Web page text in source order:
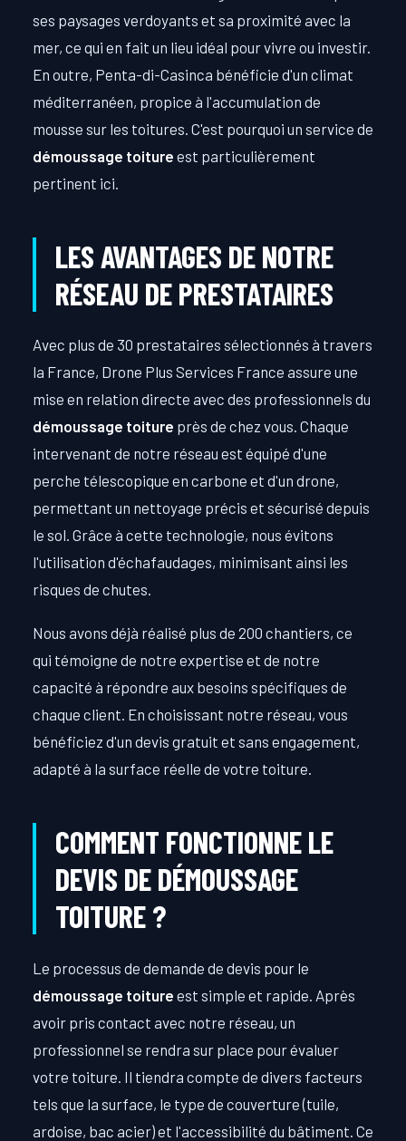
ses paysages verdoyants et sa proximité avec la
mer, ce qui en fait un lieu idéal pour vivre ou investir.
En outre, Penta-di-Casinca bénéficie d'un climat
méditerranéen, propice à l'accumulation de
mousse sur les toitures. C'est pourquoi un service de
démoussage toiture est particulièrement
pertinent ici.
LES AVANTAGES DE NOTRE
RÉSEAU DE PRESTATAIRES
Avec plus de 30 prestataires sélectionnés à travers
la France, Drone Plus Services France assure une
mise en relation directe avec des professionnels du
démoussage toiture près de chez vous. Chaque
intervenant de notre réseau est équipé d'une
perche télescopique en carbone et d'un drone,
permettant un nettoyage précis et sécurisé depuis
le sol. Grâce à cette technologie, nous évitons
l'utilisation d'échafaudages, minimisant ainsi les
risques de chutes.
Nous avons déjà réalisé plus de 200 chantiers, ce
qui témoigne de notre expertise et de notre
capacité à répondre aux besoins spécifiques de
chaque client. En choisissant notre réseau, vous
bénéficiez d'un devis gratuit et sans engagement,
adapté à la surface réelle de votre toiture.
COMMENT FONCTIONNE LE
DEVIS DE DÉMOUSSAGE
TOITURE ?
Le processus de demande de devis pour le
démoussage toiture est simple et rapide. Après
avoir pris contact avec notre réseau, un
professionnel se rendra sur place pour évaluer
votre toiture. Il tiendra compte de divers facteurs
tels que la surface, le type de couverture (tuile,
ardoise, bac acier) et l'accessibilité du bâtiment. Ce